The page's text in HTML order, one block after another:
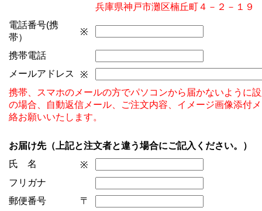
兵庫県神戸市灘区楠丘町４－２－１９
電話番号(携
帯）
※
携帯電話
メールアドレス
※
携帯、スマホのメールの方でパソコンから届かないように
の場合、自動返信メール、ご注文内容、イメージ画像添付
絡お願いいたします。
お届け先（上記と注文者と違う場合にご記入ください。）
氏 名
※
フリガナ
郵便番号
〒